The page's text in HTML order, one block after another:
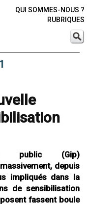
QUI SOMMES-NOUS ?
RUBRIQUES
public (Gip)
depuis
impliqués dans la
de sensibilisation
fassent boule